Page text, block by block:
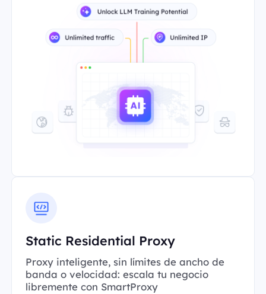
Static Residential Proxy
Proxy inteligente, sin límites de ancho de
banda o velocidad: escala tu negocio
libremente con SmartProxy